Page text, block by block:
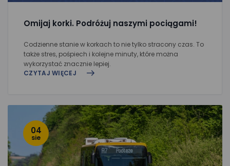
Omijaj korki. Podróżuj naszymi pociągami!
Codzienne stanie w korkach to nie tylko stracony czas. To
także stres, pośpiech i kolejne minuty, które można
wykorzystać znacznie lepiej.
CZYTAJ WIĘCEJ
04
sie